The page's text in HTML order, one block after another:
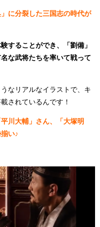
」に分裂した三国志の時代が
することができ、「劉備」
な武将たちを率いて戦って
なリアルなイラストで、キ
されているんです！
川大輔」さん、「大塚明
い♪